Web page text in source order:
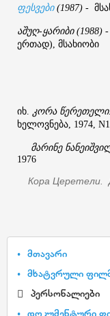
ფესვები(1987) -
აშუღ-ყარიბი(1988) -
ერთად), მსახიობი
იხ. კორა წერეთელი.
ხელოვნება, 1974,
მარინე
1976
Кора Церетели.
მთავარი
მხატვრული
პერსონალიები
დოკუმენტური